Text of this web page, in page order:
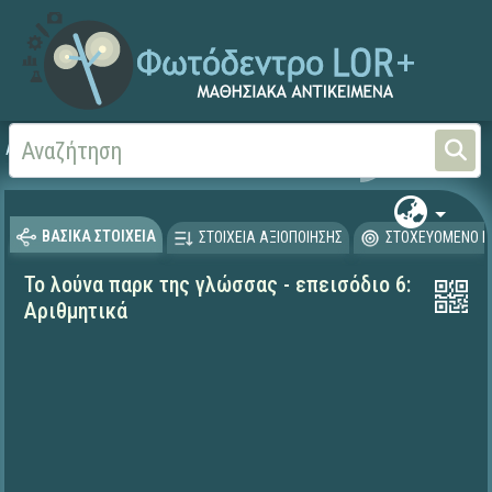
Αρχική
ΒΑΣΙΚΑ ΣΤΟΙΧΕΙΑ ΣΤΟΙΧΕΙΑ ΑΞΙΟΠΟΙΗΣΗΣ ΣΤΟΧΕΥΟΜΕΝΟ
Το λούνα παρκ της γλώσσας - επεισόδιο 6:
Αριθμητικά